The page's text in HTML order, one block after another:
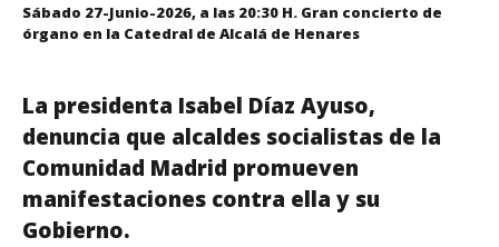
Sábado 27-Junio-2026, a las 20:30 H. Gran concierto de
órgano en la Catedral de Alcalá de Henares
La presidenta Isabel Díaz Ayuso,
denuncia que alcaldes socialistas de la
Comunidad Madrid promueven
manifestaciones contra ella y su
Gobierno.